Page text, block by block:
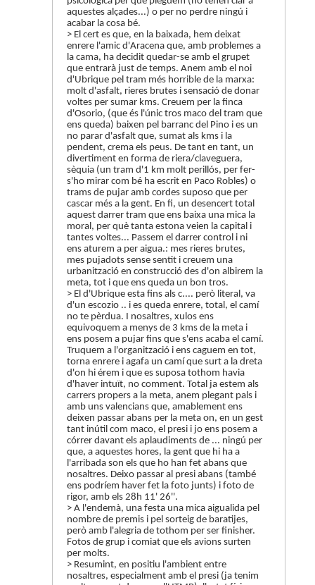
aquestes alçades...) o per no perdre ningú i
acabar la cosa bé.
> El cert es que, en la baixada, hem deixat
enrere l'amic d'Aracena que, amb problemes a
la cama, ha decidit quedar-se amb el grupet
que entrarà just de temps. Anem amb el noi
d'Ubrique pel tram més horrible de la marxa:
molt d'asfalt, rieres brutes i sensació de donar
voltes per sumar kms. Creuem per la finca
d'Osorio, (que és l'únic tros maco del tram que
ens queda) baixen pel barranc del Pino i es un
no parar d'asfalt que, sumat als kms i la
pendent, crema els peus. De tant en tant, un
divertiment en forma de riera/claveguera,
sèquia (un tram d'1 km molt perillós, per fer-
s'ho mirar com bé ha escrit en Paco Robles) o
trams de pujar amb cordes suposo que per
cascar més a la gent. En fi, un desencert total
aquest darrer tram que ens baixa una mica la
moral, per què tanta estona veien la capital i
tantes voltes... Passem el darrer control i ni
ens aturem a per aigua.: mes rieres brutes,
mes pujadots sense sentit i creuem una
urbanització en construcció des d'on albirem la
meta, tot i que ens queda un bon tros.
> El d'Ubrique esta fins als c.... però literal, va
d'un escozio .. i es queda enrere, total, el camí
no te pèrdua. I nosaltres, xulos ens
equivoquem a menys de 3 kms de la meta i
ens posem a pujar fins que s'ens acaba el camí.
Truquem a l'organització i ens caguem en tot,
torna enrere i agafa un camí que surt a la dreta
d'on hi érem i que es suposa tothom havia
d'haver intuït, no comment. Total ja estem als
carrers propers a la meta, anem plegant pals i
amb uns valencians que, amablement ens
deixen passar abans per la meta on, en un gest
tant inútil com maco, el presi i jo ens posem a
córrer davant els aplaudiments de ... ningú per
que, a aquestes hores, la gent que hi ha a
l'arribada son els que ho han fet abans que
nosaltres. Deixo passar al presi abans (també
ens podríem haver fet la foto junts) i foto de
rigor, amb els 28h 11' 26''.
> A l'endemà, una festa una mica aigualida pel
nombre de premis i pel sorteig de baratijes,
però amb l'alegria de tothom per ser finisher.
Fotos de grup i comiat que els avions surten
per molts.
> Resumint, en positiu l'ambient entre
nosaltres, especialment amb el presi (ja tenim